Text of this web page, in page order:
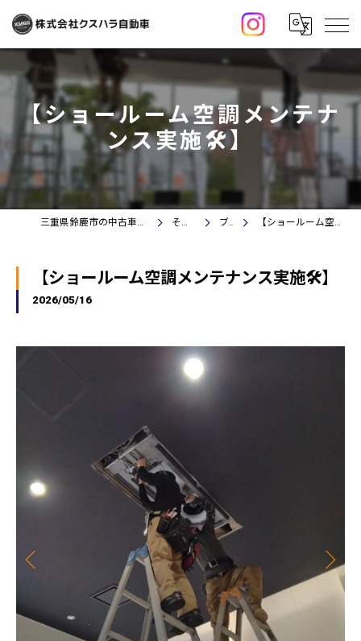
【ショールーム空調メンテナ
ンス実施🛠️】
三重県鈴鹿市の中古車なら株式会社クスハラ自動車 その他情報 ブログ 【ショールーム空調メンテナンス実施🛠️】
【ショールーム空調メンテナンス実施🛠️】
2026/05/16